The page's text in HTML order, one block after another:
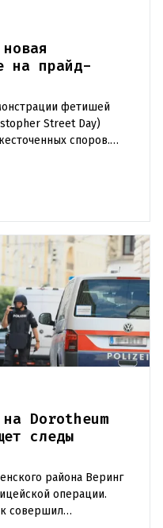
на прайд-
фетишей
Street Day)
споров.
Dorotheum
следы
района Веринг
операции.
совершил